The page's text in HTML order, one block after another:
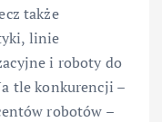
także
linie
i roboty do
tle konkurencji –
robotów –